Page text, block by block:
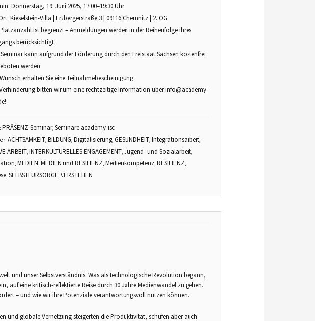
Donnerstag, 19. Juni 2025, 17:00–19:30 Uhr
Kieselstein-Villa | Erzbergerstraße 3 | 09116 Chemnitz | 2. OG
ist begrenzt – Anmeldungen werden in der Reihenfolge ihres
berücksichtigt
kann aufgrund der Förderung durch den Freistaat Sachsen kostenfrei
werden
erhalten Sie eine Teilnahmebescheinigung
bitten wir um eine rechtzeitige Information überinfo@academy-
!
PRÄSENZ-Seminar, Seminare academy-isc
ACHTSAMKEIT, BILDUNG Digitalisierung, GESUNDHEIT, Integrationsarbeit,
ARBEIT, INTERKULTURELLES ENGAGEMENT, Jugend- und Sozialarbeit,
MEDIEN MEDIEN und RESILIENZ Medienkompetenz, RESILIENZ
, SELBSTFÜRSORGE VERSTEHEN
und unser Selbstverständnis. Was als technologische Revolution begann,
auf eine kritisch-reflektierte Reise durch 30 Jahre Medienwandel zu gehen.
– und wie wir ihre Potenziale verantwortungsvoll nutzen können.
und globale Vernetzung steigerten die Produktivität, schufen aber auch